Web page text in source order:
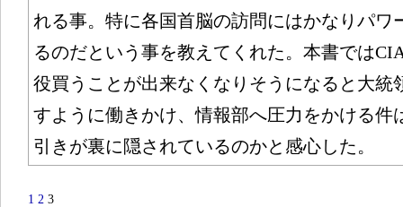
れる事。特に各国首脳の訪問にはかなりパワ
るのだという事を教えてくれた。本書では
役買うことが出来なくなりそうになると大統
すように働きかけ、情報部へ圧力をかける件
引きが裏に隠されているのかと感心した。
1 2 3